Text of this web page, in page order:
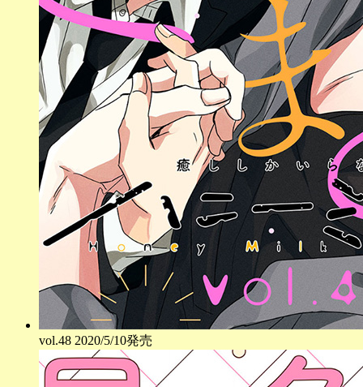
vol.48 2020/5/10発売